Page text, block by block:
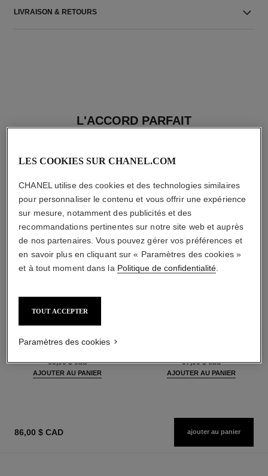
LIVRAISON & RETOURS
L'ACCORD PARFAIT
Réf. 169060
65,00 $ cad
AJOUTER AU PANIER
67,00 $ cad
AJOUTER AU PANIER
86,00 $ CAD ajouter au panier
LES COOKIES SUR CHANEL.COM
CHANEL utilise des cookies et des technologies similaires
pour personnaliser le contenu et vous offrir une expérience
sur mesure, notamment des publicités et des
recommandations pertinentes sur notre site web et auprès
de nos partenaires. Vous pouvez gérer vos préférences et
en savoir plus en cliquant sur « Paramètres des cookies »
et à tout moment dans la Politique de confidentialité.
TOUT ACCEPTER
Paramètres des cookies